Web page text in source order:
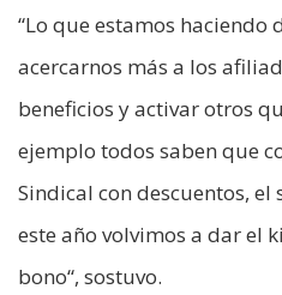
“Lo que estamos haciendo
acercarnos más a los
beneficios y activar otros
ejemplo todos saben que
Sindical con descuentos,
este año volvimos a dar el
bono“, sostuvo.